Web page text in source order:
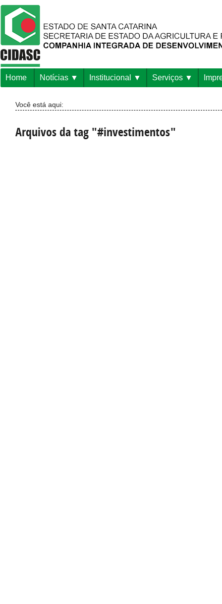
Home Notícias Institucional Serviços
Você está aqui:
Arquivos da tag "#investimentos"